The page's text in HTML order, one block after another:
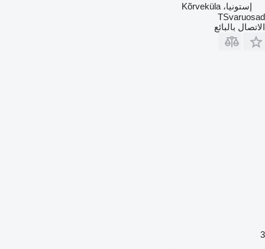
إستونيا، Kõrveküla
TSvaruosad
الاتصال بالبائع
3